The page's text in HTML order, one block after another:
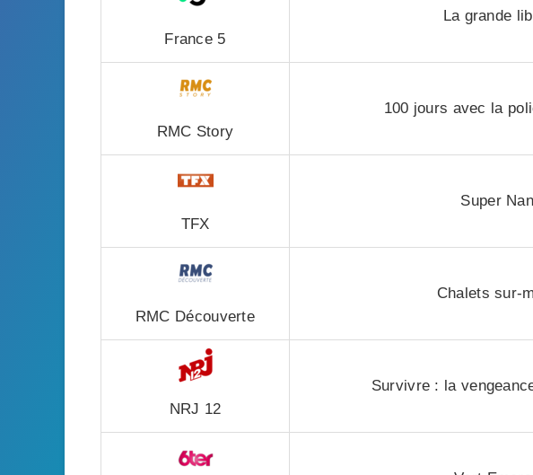
France 5
La grande
RMC Story
100 jours avec la
TFX
Super
RMC Découverte
Chalets sur-
NRJ 12
Survivre : la